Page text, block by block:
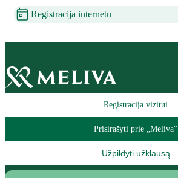
Registracija internetu
Registracija vizitui
Prisirašyti prie „Meliva“
Užpildyti užklausą